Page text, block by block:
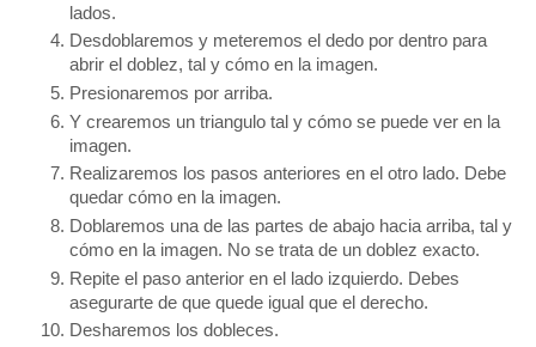
lados.
Desdoblaremos y meteremos el dedo por dentro para
abrir el doblez, tal y cómo en la imagen.
Presionaremos por arriba.
Y crearemos un triangulo tal y cómo se puede ver en la
imagen.
Realizaremos los pasos anteriores en el otro lado. Debe
quedar cómo en la imagen.
Doblaremos una de las partes de abajo hacia arriba, tal y
cómo en la imagen. No se trata de un doblez exacto.
Repite el paso anterior en el lado izquierdo. Debes
asegurarte de que quede igual que el derecho.
Desharemos los dobleces.